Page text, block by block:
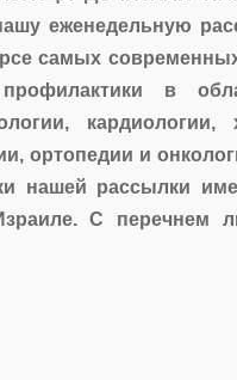
еженедельную
самых
в
ортопедии и
нашей рассылки
С перечнем